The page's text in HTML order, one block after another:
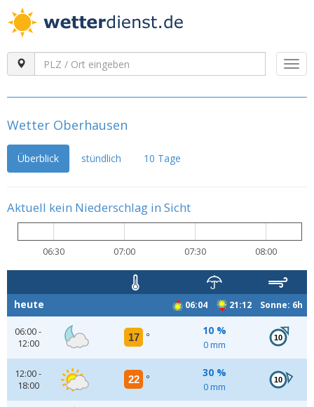
Wetter Oberhausen
Überblick stündlich 10 Tage
Aktuell kein Niederschlag in Sicht
06:30 07:00 07:30 08:00
06:04 21:12 Sonne: 6h
heute
06:00 -
12:00
17 °
10 %
0 mm
10
12:00 -
18:00
22 °
30 %
0 mm
10